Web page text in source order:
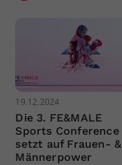
19.12.2024
Die 3. FE&MALE
Sports Conference
setzt auf Frauen- &
Männerpower